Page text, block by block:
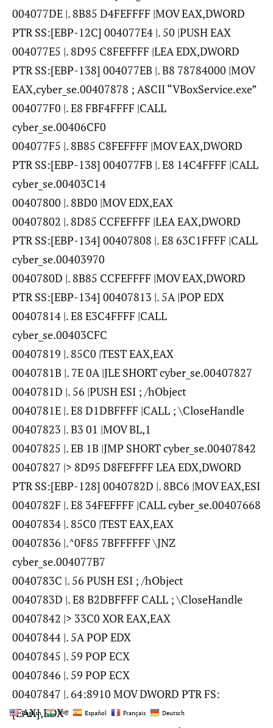
004077DE |. 8B85 D4FEFFFF |MOV EAX,DWORD
PTR SS:[EBP-12C] 004077E4 |. 50 |PUSH EAX
004077E5 |. 8D95 C8FEFFFF |LEA EDX,DWORD
PTR SS:[EBP-138] 004077EB |. B8 78784000 |MOV
EAX,cyber_se.00407878 ; ASCII “VBoxService.exe”
004077F0 |. E8 FBF4FFFF |CALL
cyber_se.00406CF0
004077F5 |. 8B85 C8FEFFFF |MOV EAX,DWORD
PTR SS:[EBP-138] 004077FB |. E8 14C4FFFF |CALL
cyber_se.00403C14
00407800 |. 8BD0 |MOV EDX,EAX
00407802 |. 8D85 CCFEFFFF |LEA EAX,DWORD
PTR SS:[EBP-134] 00407808 |. E8 63C1FFFF |CALL
cyber_se.00403970
0040780D |. 8B85 CCFEFFFF |MOV EAX,DWORD
PTR SS:[EBP-134] 00407813 |. 5A |POP EDX
00407814 |. E8 E3C4FFFF |CALL
cyber_se.00403CFC
00407819 |. 85C0 |TEST EAX,EAX
0040781B |. 7E 0A |JLE SHORT cyber_se.00407827
0040781D |. 56 |PUSH ESI ; /hObject
0040781E |. E8 D1DBFFFF |CALL ; \CloseHandle
00407823 |. B3 01 |MOV BL,1
00407825 |. EB 1B |JMP SHORT cyber_se.00407842
00407827 |> 8D95 D8FEFFFF LEA EDX,DWORD
PTR SS:[EBP-128] 0040782D |. 8BC6 |MOV EAX,ESI
0040782F |. E8 34FEFFFF |CALL cyber_se.00407668
00407834 |. 85C0 |TEST EAX,EAX
00407836 |.^0F85 7BFFFFFF \JNZ
cyber_se.004077B7
0040783C |. 56 PUSH ESI ; /hObject
0040783D |. E8 B2DBFFFF CALL ; \CloseHandle
00407842 |> 33C0 XOR EAX,EAX
00407844 |. 5A POP EDX
00407845 |. 59 POP ECX
00407846 |. 59 POP ECX
00407847 |. 64:8910 MOV DWORD PTR FS:
[EAX],EDX
English हिन्दी Español Français Deutsch